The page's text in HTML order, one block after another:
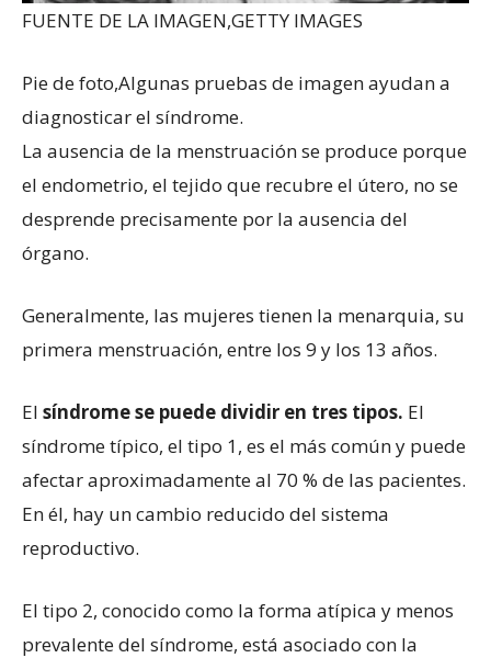
FUENTE DE LA IMAGEN,GETTY IMAGES
Pie de foto,Algunas pruebas de imagen ayudan a
diagnosticar el síndrome.
La ausencia de la menstruación se produce porque
el endometrio, el tejido que recubre el útero, no se
desprende precisamente por la ausencia del
órgano.
Generalmente, las mujeres tienen la menarquia, su
primera menstruación, entre los 9 y los 13 años.
El síndrome se puede dividir en tres tipos. El
síndrome típico, el tipo 1, es el más común y puede
afectar aproximadamente al 70 % de las pacientes.
En él, hay un cambio reducido del sistema
reproductivo.
El tipo 2, conocido como la forma atípica y menos
prevalente del síndrome, está asociado con la